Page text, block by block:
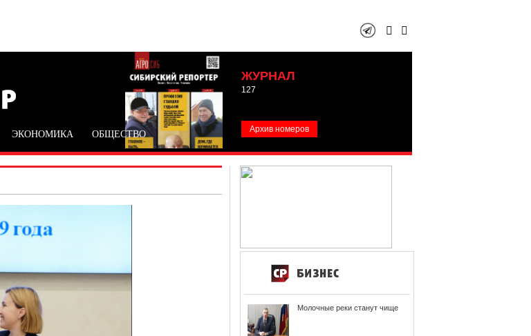
ЖУРНАЛ
127
Архив номеров
ЭКОНОМИКА ОБЩЕСТВО
Молочные реки станут чище